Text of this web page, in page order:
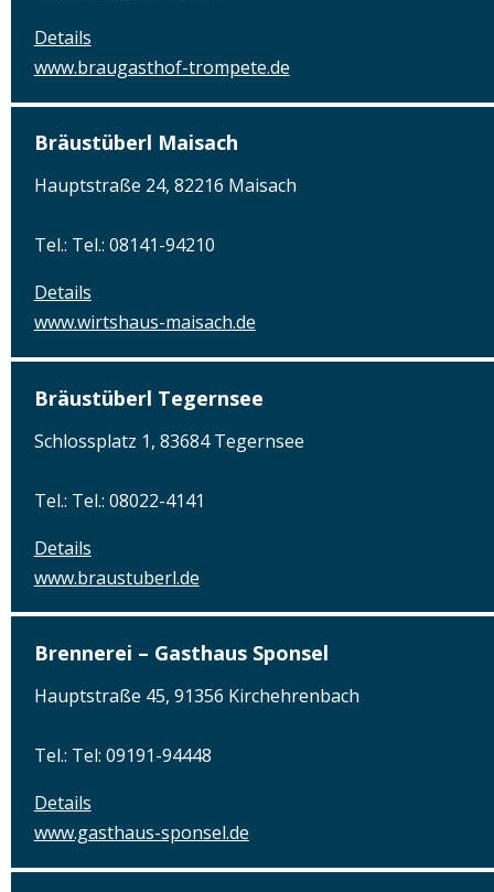
Details
www.braugasthof-trompete.de
Bräustüberl Maisach
Hauptstraße 24, 82216 Maisach
Tel.: Tel.: 08141-94210
Details
www.wirtshaus-maisach.de
Bräustüberl Tegernsee
Schlossplatz 1, 83684 Tegernsee
Tel.: Tel.: 08022-4141
Details
www.braustuberl.de
Brennerei – Gasthaus Sponsel
Hauptstraße 45, 91356 Kirchehrenbach
Tel.: Tel: 09191-94448
Details
www.gasthaus-sponsel.de